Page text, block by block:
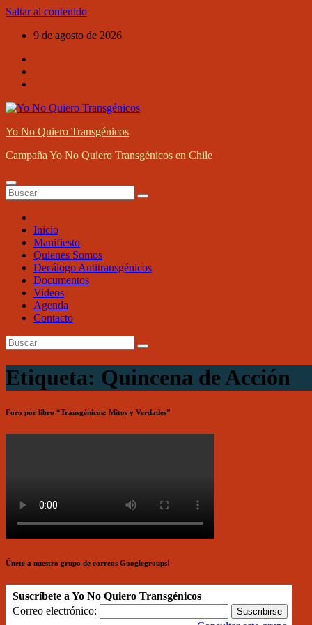
Saltar al contenido
9 de agosto de 2026
Yo No Quiero Transgénicos
Campaña Yo No Quiero Transgénicos en Chile
Inicio
Manifiesto
Quienes Somos
Decálogo Antitransgénicos
Documentos
Videos
Agenda
Contacto
Etiqueta: Quincena de Acción
Foro por libro “Transgénicos: Mitos y Verdades”
Únete a nuestro grupo de correos Googlegroups!
Suscríbete a Yo No Quiero Transgénicos
Correo electrónico: